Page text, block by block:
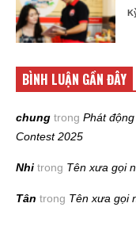
BÌNH LUẬN GẦN ĐÂY
chung trong Phát
Contest 2025
Nhi trong Tên xưa gọi
Tân trong Tên xưa gọi